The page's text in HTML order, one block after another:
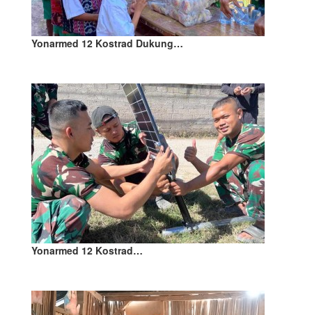
Yonarmed 12 Kostrad Dukung…
Yonarmed 12 Kostrad…